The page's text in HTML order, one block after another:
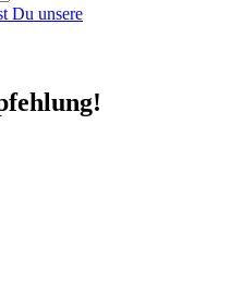
Du unsere